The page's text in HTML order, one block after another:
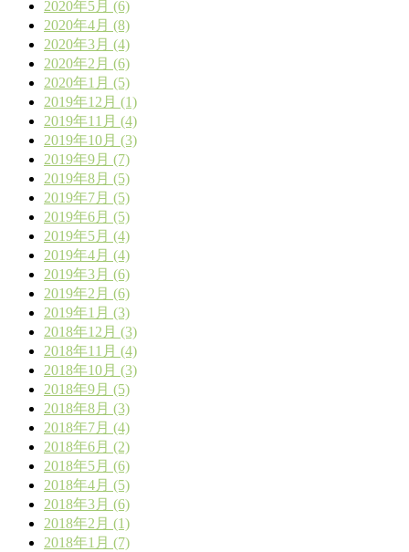
2020年5月 (6)
2020年4月 (8)
2020年3月 (4)
2020年2月 (6)
2020年1月 (5)
2019年12月 (1)
2019年11月 (4)
2019年10月 (3)
2019年9月 (7)
2019年8月 (5)
2019年7月 (5)
2019年6月 (5)
2019年5月 (4)
2019年4月 (4)
2019年3月 (6)
2019年2月 (6)
2019年1月 (3)
2018年12月 (3)
2018年11月 (4)
2018年10月 (3)
2018年9月 (5)
2018年8月 (3)
2018年7月 (4)
2018年6月 (2)
2018年5月 (6)
2018年4月 (5)
2018年3月 (6)
2018年2月 (1)
2018年1月 (7)